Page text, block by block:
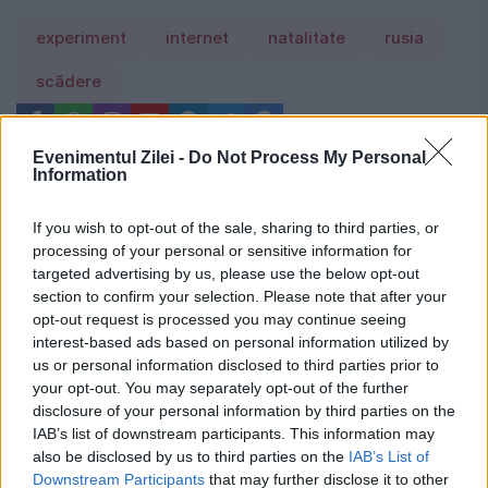
Evenimentul Zilei - Do Not Process My Personal
Information
If you wish to opt-out of the sale, sharing to third parties, or
processing of your personal or sensitive information for
targeted advertising by us, please use the below opt-out
section to confirm your selection. Please note that after your
opt-out request is processed you may continue seeing
interest-based ads based on personal information utilized by
us or personal information disclosed to third parties prior to
your opt-out. You may separately opt-out of the further
disclosure of your personal information by third parties on the
IAB’s list of downstream participants. This information may
also be disclosed by us to third parties on the IAB’s List of
Downstream Participants that may further disclose it to other
experiment internet natalitate rusia
scădere